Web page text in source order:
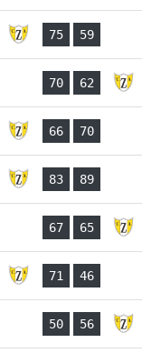
75 59
70 62
66 70
83 89
67 65
71 46
50 56